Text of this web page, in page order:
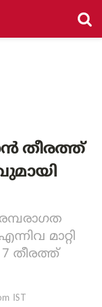
തീരത്ത്
മാറ്റി
തീരത്ത്
IST